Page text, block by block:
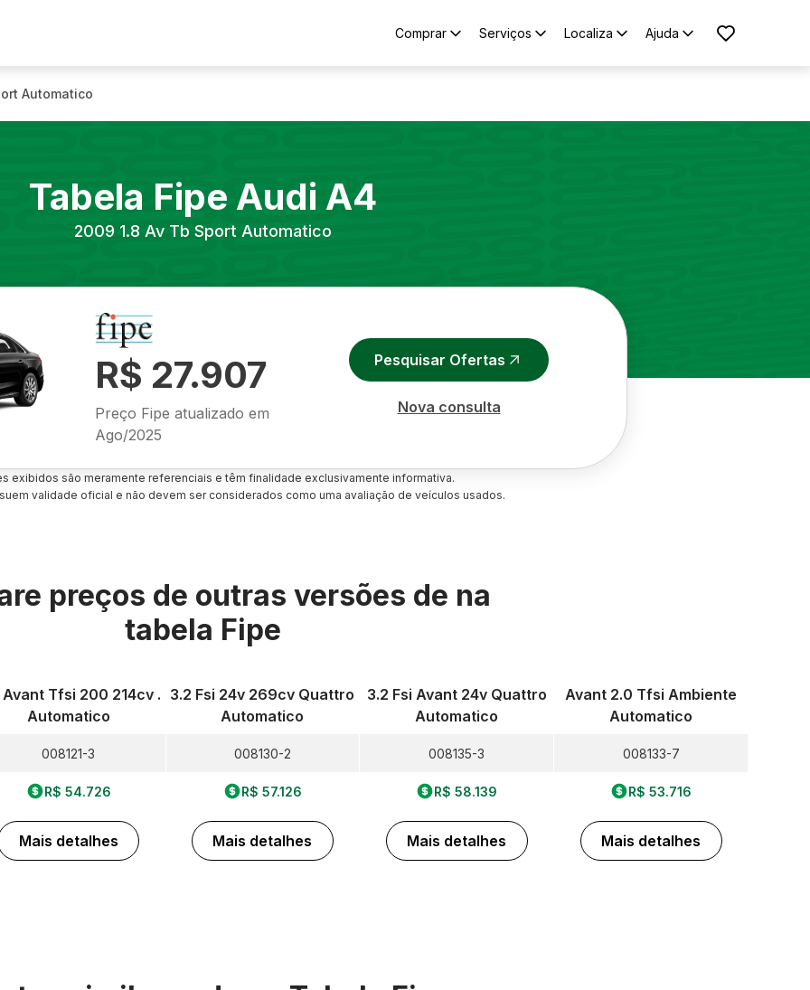
Comprar Serviços Localiza Ajuda
Automatico
Tabela Fipe Audi A4
2009 1.8 Av Tb Sport Automatico
R$ 27.907
Preço Fipe atualizado em
Ago/2025
Pesquisar Ofertas
Nova consulta
exibidos são meramente referenciais e têm finalidade exclusivamente informativa.
validade oficial e não devem ser considerados como uma avaliação de veículos usados.
preços de outras versões de na
tabela Fipe
Avant Tfsi 200 214cv .
Automatico
008121-3
R$ 54.726
Mais detalhes
3.2 Fsi 24v 269cv Quattro
Automatico
008130-2
R$ 57.126
Mais detalhes
3.2 Fsi Avant 24v Quattro
Automatico
008135-3
R$ 58.139
Mais detalhes
Avant 2.0 Tfsi Ambiente
Automatico
008133-7
R$ 53.716
Mais detalhes